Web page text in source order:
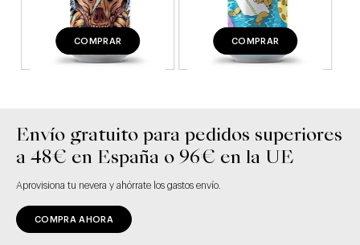
COMPRAR COMPRAR
Envío gratuito para pedidos superiores
a 48€ en España o 96€ en la UE
Aprovisiona tu nevera y ahórrate los gastos envío.
COMPRA AHORA